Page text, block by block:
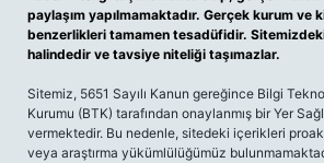
paylaşım yapılmamaktadır. Gerçek kurum ve
benzerlikleri tamamen tesadüfidir.
halindedir ve tavsiye niteliği taşımazlar.
Sitemiz, 5651 Sayılı Kanun gereğince Bilgi
Kurumu (BTK) tarafından onaylanmış bir Yer
vermektedir. Bu nedenle, sitedeki içerikleri
veya araştırma yükümlülüğümüz